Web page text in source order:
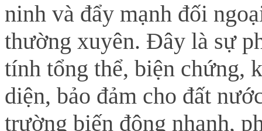
ninh và đẩy mạnh đối
thường xuyên. Đây là sự
tính tổng thể, biện chứng,
diện, bảo đảm cho đất
trường biến động nhanh,